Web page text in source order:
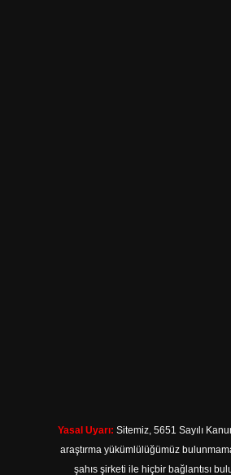
Yasal Uyarı: Sitemiz, 5651 Sayılı
araştırma yükümlülüğümüz
şahıs şirketi ile hiçbir bağlantısı